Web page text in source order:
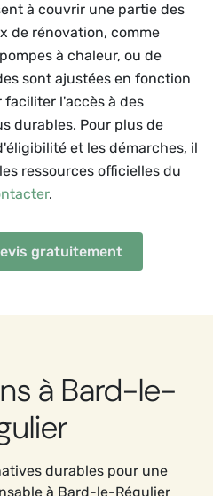
à couvrir une partie des
de rénovation, comme
à chaleur, ou de
sont ajustées en fonction
l'accès à des
durables. Pour plus de
et les démarches, il
ressources officielles du
.
gratuitement
à Bard-le-
durables pour une
à Bard-le-Régulier